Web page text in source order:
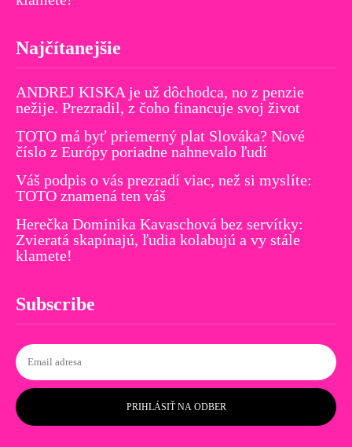
Najčítanejšie
ANDREJ KISKA je už dôchodca, no z penzie
nežije. Prezradil, z čoho financuje svoj život
TOTO má byť priemerný plat Slováka? Nové
číslo z Európy poriadne nahnevalo ľudí
Váš podpis o vás prezradí viac, než si myslíte:
TOTO znamená ten váš
Herečka Dominika Kavaschová bez servítky:
Zvieratá skapínajú, ľudia kolabujú a vy stále
klamete!
Subscribe
PRIHLÁSIŤ NA ODBER